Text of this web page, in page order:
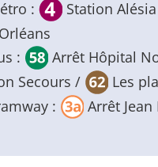
:
Station
:
Arrêt Hôpital
Secours /
Les
:
Arrêt